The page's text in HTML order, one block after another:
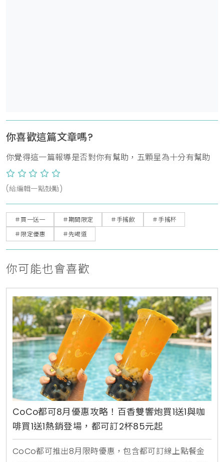
你喜歡這篇文章嗎?
你覺得這一篇報導是否對你有幫助，五顆星為十分有幫助
(給編輯一點鼓勵)
＃買一送一 ＃期間限定 ＃手搖飲
＃手搖杯
＃限定優惠
＃先喝道
你可能也會喜歡
CoCo都可8月優惠攻略！百香雙響炮買1送1與咖
啡買1送1熱銷登場，都可訂2杯85元起
CoCo都可推出8月限時優惠，包含都可訂線上點餐金